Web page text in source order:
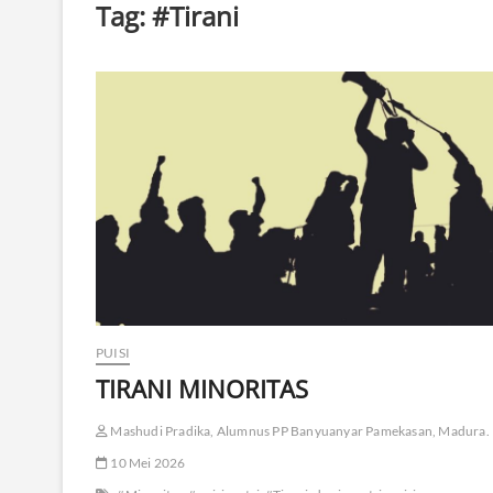
Tag:#Tirani
PUISI
TIRANI MINORITAS
Mashudi Pradika, Alumnus PP Banyuanyar Pamekasan, Madura.
10 Mei 2026